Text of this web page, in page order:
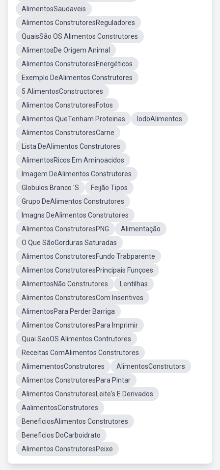
AlimentosSaudaveis
Alimentos ConstrutoresReguladores
QuaisSão OS Alimentos Construtores
AlimentosDe Origem Animal
Alimentos ConstrutoresEnergéticos
Exemplo DeAlimentos Construtores
5 AlimentosConstructores
Alimentos ConstrutoresFotos
Alimentos QueTenham Proteinas
IodoAlimentos
Alimentos ConstrutoresCarne
Lista DeAlimentos Construtores
AlimentosRicos Em Aminoacidos
Imagem DeAlimentos Construtores
Globulos Branco 'S
Feijão Tipos
Grupo DeAlimentos Construtores
Imagns DeAlimentos Construtores
Alimentos ConstrutoresPNG
Alimentação
O Que SãoGorduras Saturadas
Alimentos ConstrutoresFundo Trabparente
Alimentos ConstrutoresPrincipais Funçoes
AlimentosNão Construtores
Lentilhas
Alimentos ConstrutoresCom Insentivos
AlimentosPara Perder Barriga
Alimentos ConstrutoresPara Imprimir
Quai SaoOS Alimentos Contrutores
Receitas ComAlimentos Construtores
AlimementosConstrutores
AlimentosConstrutors
Alimentos ConstrutoresPara Pintar
Alimentos ConstrutoresLeite's E Derivados
AalimentosConstrutores
BeneficiosAlimentos Construtores
Beneficios DoCarboidrato
Alimentos ConstrutoresPeixe